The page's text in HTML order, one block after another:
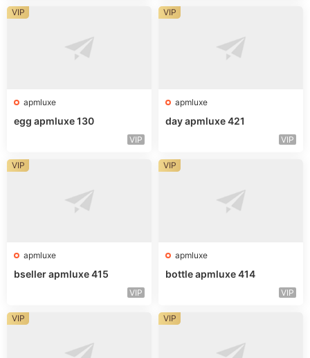
apmluxe
egg apmluxe 130
VIP
VIP
apmluxe
day apmluxe 421
VIP
VIP
apmluxe
bseller apmluxe 415
VIP
VIP
apmluxe
bottle apmluxe 414
VIP
VIP
VIP VIP